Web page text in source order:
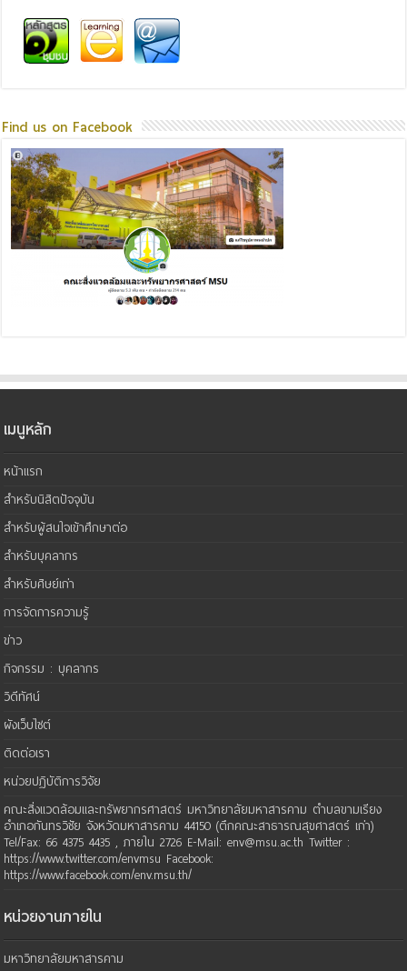
Find us on Facebook
เมนูหลัก
หน้าแรก
สำหรับนิสิตปัจจุบัน
สำหรับผู้สนใจเข้าศึกษาต่อ
สำหรับบุคลากร
สำหรับศิษย์เก่า
การจัดการความรู้
ข่าว
กิจกรรม : บุคลากร
วิดีทัศน์
ผังเว็บไซต์
ติดต่อเรา
หน่วยปฏิบัติการวิจัย
คณะสิ่งแวดล้อมและทรัพยากรศาสตร์ มหาวิทยาลัยมหาสารคาม ตำบลขามเรียง
อำเภอกันทรวิชัย จังหวัดมหาสารคาม 44150 (ตึกคณะสาธารณสุขศาสตร์ เก่า)
Tel/Fax: 66 4375 4435 , ภายใน 2726 E-Mail: env@msu.ac.th Twitter :
https://www.twitter.com/envmsu Facebook:
https://www.facebook.com/env.msu.th/
หน่วยงานภายใน
มหาวิทยาลัยมหาสารคาม